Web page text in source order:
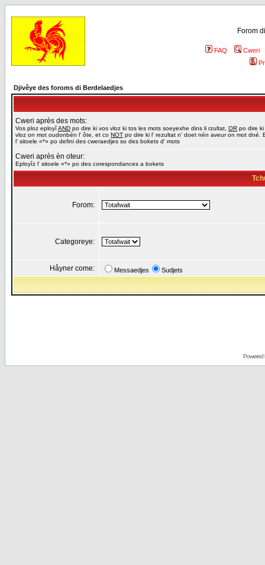
Forom
FAQ
Cweri
Djivêye des foroms di Berdelaedjes
Cweri après des mots:
Vos ploz eployîAND po dire ki vos vloz ki tos les mots soeyexhe dins li rzultat, OR po dire ki
vloz on mot oudonbén l' ôte, et co NOT po dire ki l' rezultat n' doet nén aveur on mot dné.
l' sitoele «*» po defini des cweraedjes so des bokets d' mots
Cweri après èn oteur:
Eployîz l' sitoele «*» po des corespondances a bokets
Forom:
Categoreye:
Håyner come: Messaedjes Sudjets
Powered